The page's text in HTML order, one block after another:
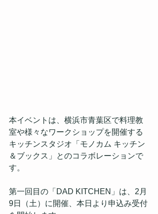
本イベントは、横浜市青葉区で料理教
室や様々なワークショップを開催する
キッチンスタジオ「モノカム キッチン
＆ブックス」とのコラボレーションで
す。
第一回目の「DAD KITCHEN」は、2月
9日（土）に開催、本日より申込み受付